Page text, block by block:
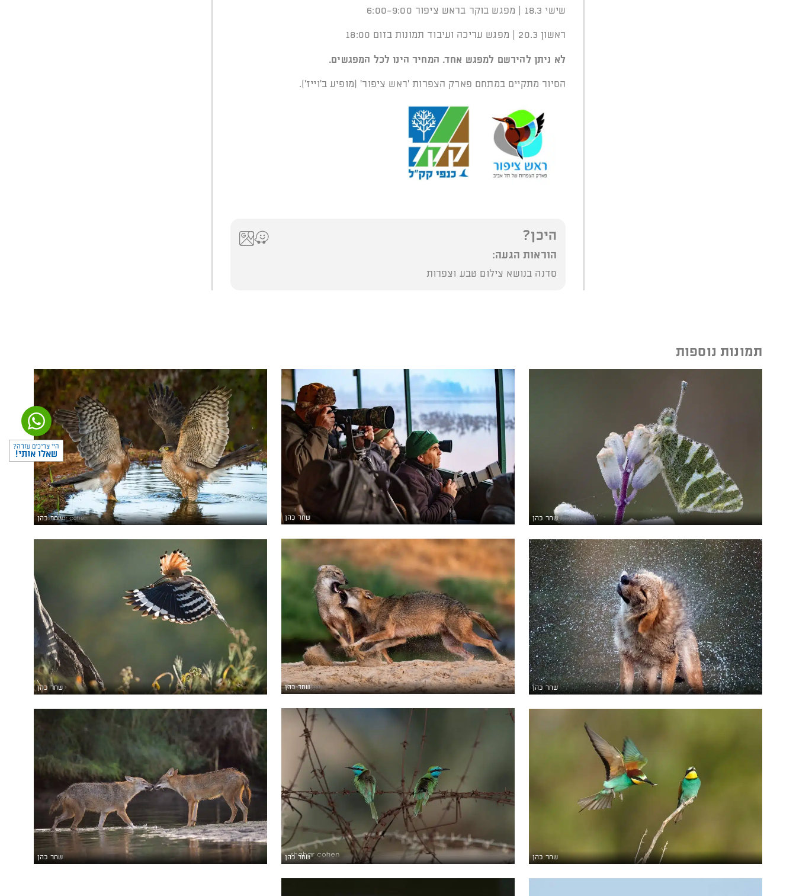
שישי 18.3 | מפגש בוקר בראש ציפור 6:00-9:00
ראשון 20.3 | מפגש עריכה ועיבוד תמונות בזום 18:00
לא ניתן להירשם למפגש אחד. המחיר הינו לכל המפגשים.
הסיור מתקיים במתחם פארק הצפרות 'ראש ציפור' (מופיע ב'וייז').
היכן?
הוראות הגעה:
סדנה בנושא צילום טבע וצפרות
תמונות נוספות
שחר כהן שחר כהן שחר כהן
שחר כהן שחר כהן שחר כהן
שחר כהן שחר כהן שחר כהן
היי צריכים עזרה?
שאלו אותי!